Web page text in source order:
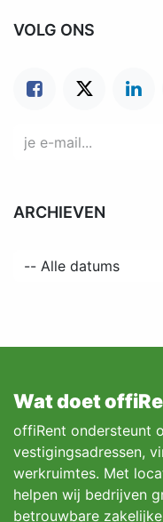
VOLG ONS
ARCHIEVEN
Wat doet
offiRent ondersteunt
vestigingsadressen,
werkruimtes. Met
helpen wij bedrijven
betrouwbare